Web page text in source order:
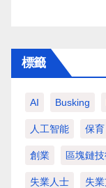
標籤
AI Busking
人工智能 保育
創業 區塊鏈
失業人士 失